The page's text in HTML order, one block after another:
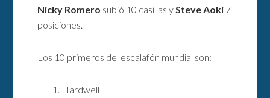
Nicky Romero subió 10 casillas y Steve Aoki 7
posiciones.
Los 10 primeros del escalafón mundial son:
Hardwell